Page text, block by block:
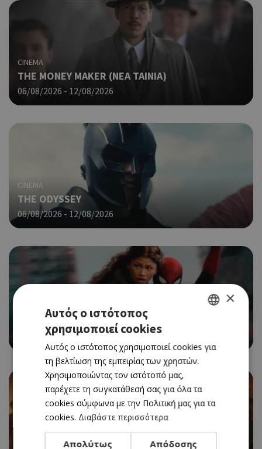
CINEMA
THE MONEY MAKER (ΝΕΑ ΤΑΙΝΙΑ)
06/08/2026 - 12/08/2026
CINEMA
THE ODYSSEY
06/08/2026 - 12/08/2026
SPIDER-MAN: BRAND NEW DAY
06/08/2026 - 12/08/2026
EVIL DEAD BURN
ENGLISH
×
Αυτός ο ιστότοπος
χρησιμοποιεί cookies
Αυτός ο ιστότοπος χρησιμοποιεί cookies για
τη βελτίωση της εμπειρίας των χρηστών.
Χρησιμοποιώντας τον ιστότοπό μας,
παρέχετε τη συγκατάθεσή σας για όλα τα
cookies σύμφωνα με την Πολιτική μας για τα
cookies. Διαβάστε περισσότερα
Απολύτως
Απόδοσης